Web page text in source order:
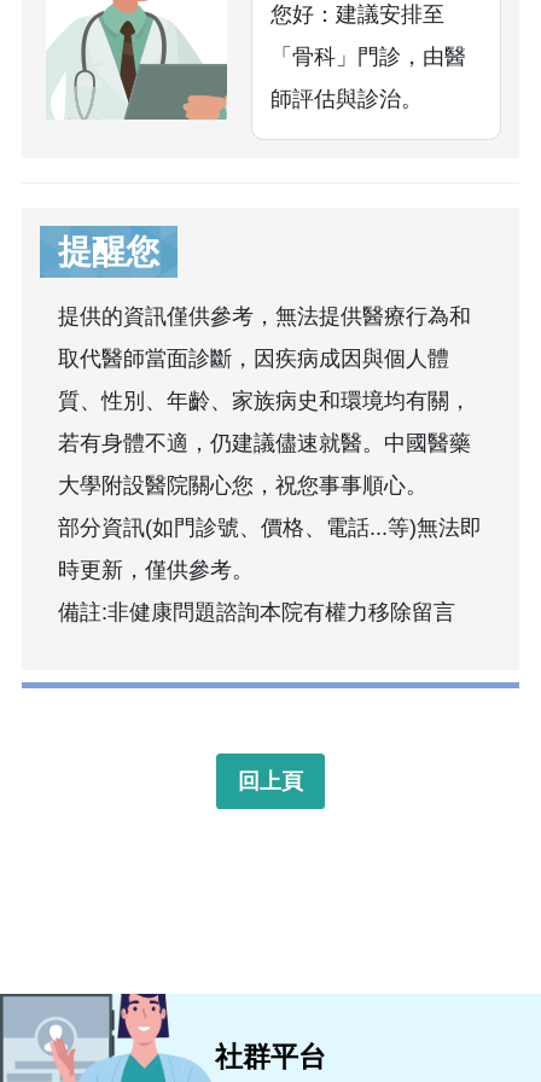
您好：建議安排至
「骨科」門診，由醫
師評估與診治。
提醒您
提供的資訊僅供參考，無法提供醫療行為和
取代醫師當面診斷，因疾病成因與個人體
質、性別、年齡、家族病史和環境均有關，
若有身體不適，仍建議儘速就醫。中國醫藥
大學附設醫院關心您，祝您事事順心。
部分資訊(如門診號、價格、電話...等)無法即
時更新，僅供參考。
備註:非健康問題諮詢本院有權力移除留言
回上頁
社群平台